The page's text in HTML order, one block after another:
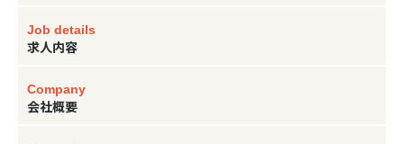
Job details
求人内容
Company
会社概要